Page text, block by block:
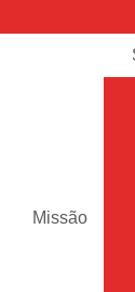
Missão